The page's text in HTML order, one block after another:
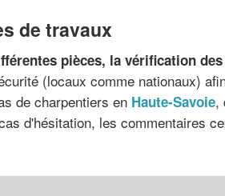
de travaux
pièces, la vérification
(locaux comme nationaux)
de charpentiers en Haute-Savoie,
d'hésitation, les commentaires